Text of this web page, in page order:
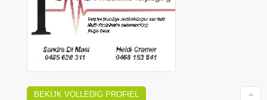
BEKIJK VOLLEDIG PROFIEL